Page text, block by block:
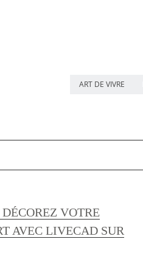
ART DE VIVRE
VOTRE
AVEC LIVECAD SUR